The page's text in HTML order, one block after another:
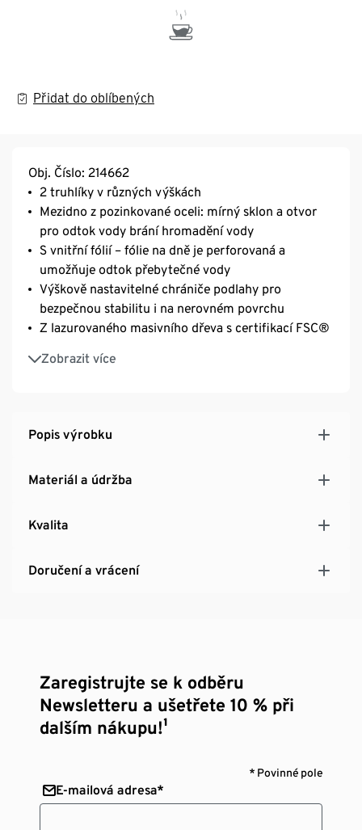
Přidat do oblíbených
Obj. Číslo: 214662
2 truhlíky v různých výškách
Mezidno z pozinkované oceli: mírný sklon a otvor
pro odtok vody brání hromadění vody
S vnitřní fólií – fólie na dně je perforovaná a
umožňuje odtok přebytečné vody
Výškově nastavitelné chrániče podlahy pro
bezpečnou stabilitu i na nerovném povrchu
Z lazurovaného masivního dřeva s certifikací FSC®
Zobrazit více
Materiál odolný vůči UV záření a povětrnostním
Popis výrobku
Materiál a údržba
Kvalita
Doručení a vrácení
Zaregistrujte se k odběru
Newsletteru a ušetřete 10 % při
dalším nákupu!¹
* Povinné pole
E-mailová adresa*